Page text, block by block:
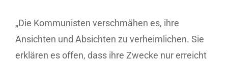
„Die Kommunisten verschmähen es, ihre
Ansichten und Absichten zu verheimlichen. Sie
erklären es offen, dass ihre Zwecke nur erreicht